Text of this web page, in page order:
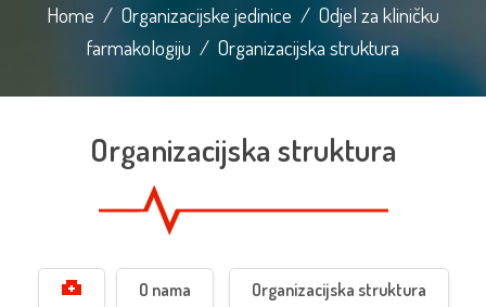
Home / Organizacijske jedinice / Odjel za kliničku
farmakologiju / Organizacijska struktura
Organizacijska struktura
O nama Organizacijska struktura